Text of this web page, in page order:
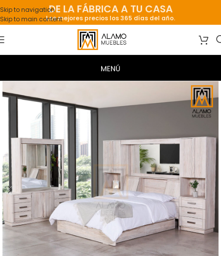
Skip to navigation
Skip to main content
DE LA FÁBRICA A TU CASA
Los mejores precios los 365 días del año.